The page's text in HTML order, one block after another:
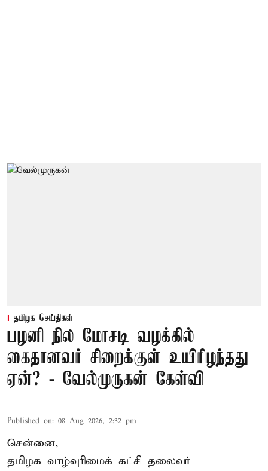
தமிழக செய்திகள்
பழனி நில மோசடி வழக்கில்
கைதானவர் சிறைக்குள் உயிரிழந்தது
ஏன்? - வேல்முருகன் கேள்வி
Published on: 08 Aug 2026, 2:32 pm
சென்னை,
தமிழக வாழ்வுரிமைக் கட்சி தலைவர்